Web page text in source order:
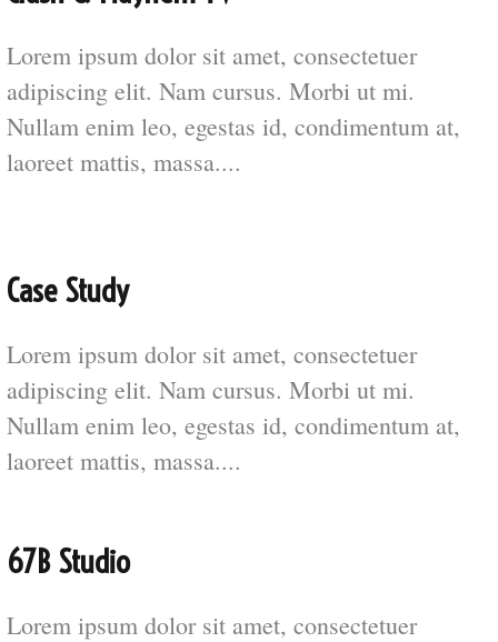
Lorem ipsum dolor sit amet, consectetuer
adipiscing elit. Nam cursus. Morbi ut mi.
Nullam enim leo, egestas id, condimentum at,
laoreet mattis, massa....
Case Study
Lorem ipsum dolor sit amet, consectetuer
adipiscing elit. Nam cursus. Morbi ut mi.
Nullam enim leo, egestas id, condimentum at,
laoreet mattis, massa....
67B Studio
Lorem ipsum dolor sit amet, consectetuer